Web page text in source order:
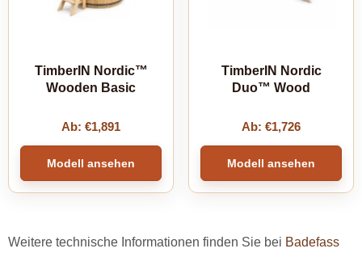
TimberIN Nordic™
Wooden Basic
Ab: €1,891
Modell ansehen
TimberIN Nordic
Duo™ Wood
Ab: €1,726
Modell ansehen
Weitere technische Informationen finden Sie bei Badefass